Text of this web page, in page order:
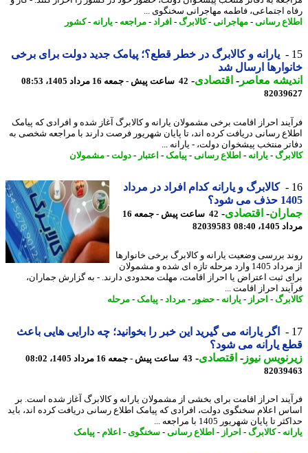
اجتماعی، فاطمه مهاجرانی سخنگوی ...
رسانی-مهاجرانی- کالابرگ- افراد - مراجعه -یارانه- کشور
یارانه و کالابرگ در خطر قطع؟؛ پیامک جدید دولت برای برخی
ارسال شد
معاصر-اقتصادی-42 ساعت پیش - جمعه 16 مرداد 1405، 08:53
احراز اقامت برخی مشمولان یارانه و کالابرگ آغاز شده و افرادی که پیامک
رسانی دریافت کرده اند، تا پایان شهریور فرصت دارند با مراجعه شخصی به
منتخب پیشخوان دولت، - یارانه ...
- یارانه- اطلاع رسانی-پیامک-اعتبار-دولت-مشمولان
کالابرگ و یارانه کدام افراد در مرداد
شود؟
- اقتصادی-
42 ساعت پیش - جمعه 16
08:40
82039583
بررسی وضعیت یارانه و کالابرگ برخی خانوارها
از مرداد 1405 وارد مرحله تازه ای شده و مشمولان
ثبت اعتراض یا احراز اقامت، مهلت محدودی دارند. - به گزارش جماران،
احراز اقامت ...
- احراز- یارانه- حضور-مرداد-پیامک-مرحله
اگر یارانه می گیرید این خبر را بخوانید؛ چه دارایی هایی باعث
یارانه می شود؟
نیوز-اقتصادی-43 ساعت پیش - جمعه 16 مرداد 1405، 08:02
احراز اقامت برای بخشی از مشمولان یارانه و کالابرگ آغاز شده است. بر
اعلام سخنگوی دولت، افرادی که پیامک اطلاع رسانی دریافت کرده اند، باید
تا پایان شهریور 1405 با مراجعه ...
- کالابرگ- احراز- اطلاع رسانی-سخنگوی-اعلام -پیامک